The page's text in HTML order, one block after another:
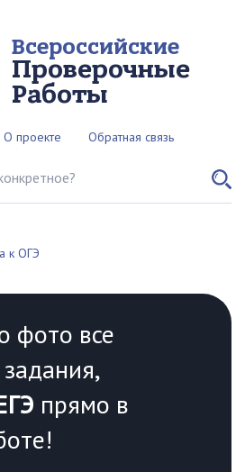
Всероссийские
Проверочные
Работы
О проекте Обратная связь
к ОГЭ
фото все
прямо в